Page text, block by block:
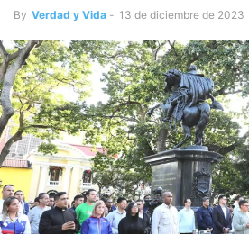
By Verdad y Vida - 13 de diciembre de 2023